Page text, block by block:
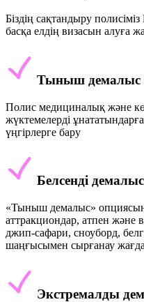
Біздің сақтандыру
басқа елдің визасын алуға
Тыныш демалыс
Полис медициналық және
жүктемелерді
үңгірлерге бару
Белсенді демалыс
«Тыныш демалыс»
аттракциондар, атпен және
джип-сафари, сноуборд,
шаңғысымен сырғанау
Экстремалды